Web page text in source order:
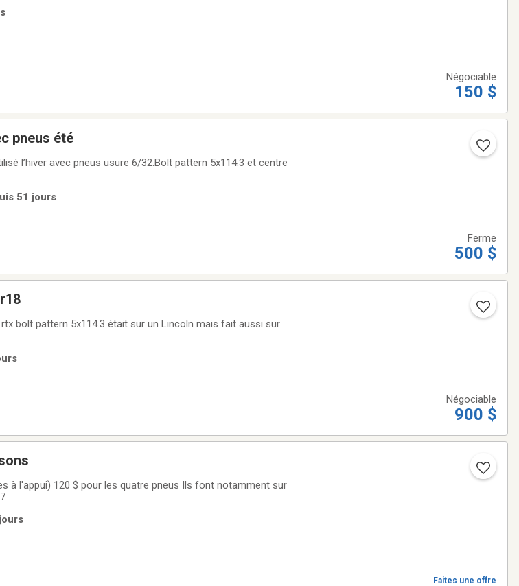
Négociable
150 $
pneus été
l’hiver avec pneus usure 6/32.Bolt pattern 5x114.3 et centre
51 jours
Ferme
500 $
bolt pattern 5x114.3 était sur un Lincoln mais fait aussi sur
Négociable
900 $
à l'appui) 120 $ pour les quatre pneus Ils font notamment sur
Faites une offre